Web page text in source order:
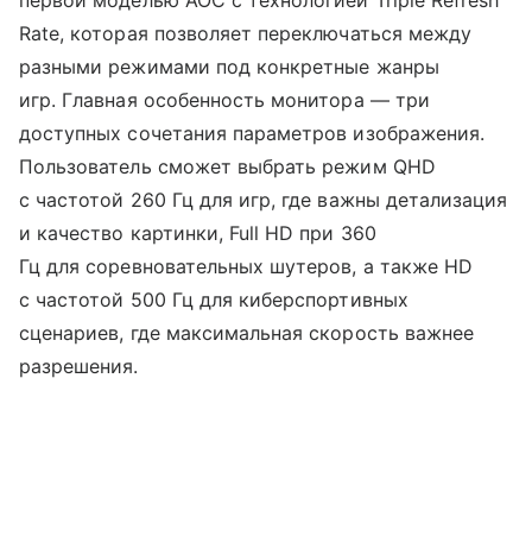
Rate, которая позволяет переключаться между
разными режимами под конкретные жанры
игр. Главная особенность монитора — три
доступных сочетания параметров изображения.
Пользователь сможет выбрать режим QHD
с частотой 260 Гц для игр, где важны детализация
и качество картинки, Full HD при 360
Гц для соревновательных шутеров, а также HD
с частотой 500 Гц для киберспортивных
сценариев, где максимальная скорость важнее
разрешения.